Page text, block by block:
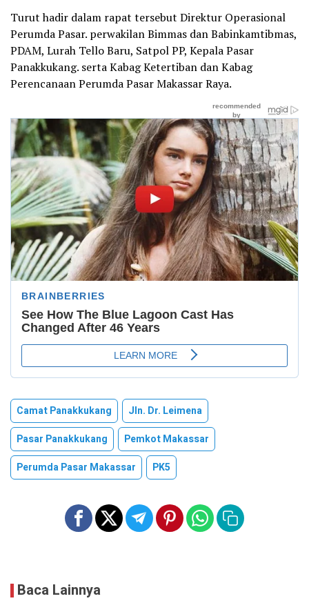
Turut hadir dalam rapat tersebut Direktur Operasional
Perumda Pasar. perwakilan Bimmas dan Babinkamtibmas,
PDAM, Lurah Tello Baru, Satpol PP, Kepala Pasar
Panakkukang. serta Kabag Ketertiban dan Kabag
Perencanaan Perumda Pasar Makassar Raya.
Camat Panakkukang
Jln. Dr. Leimena
Pasar Panakkukang
Pemkot Makassar
Perumda Pasar Makassar
PK5
Baca Lainnya